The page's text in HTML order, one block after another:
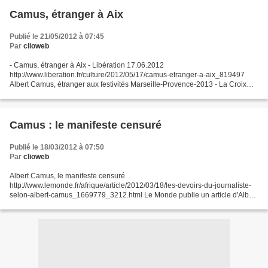
Camus, étranger à Aix
Publié le 21/05/2012 à 07:45
Par clioweb
- Camus, étranger à Aix - Libération 17.06.2012
http://www.liberation.fr/culture/2012/05/17/camus-etranger-a-aix_819497
Albert Camus, étranger aux festivités Marseille-Provence-2013 - La Croix
Camus : le manifeste censuré
Publié le 18/03/2012 à 07:50
Par clioweb
Albert Camus, le manifeste censuré
http://www.lemonde.fr/afrique/article/2012/03/18/les-devoirs-du-journaliste-
selon-albert-camus_1669779_3212.html Le Monde publie un article d'Albert